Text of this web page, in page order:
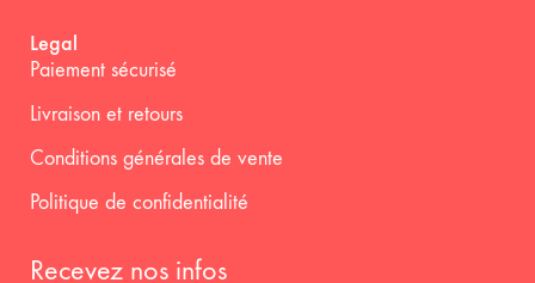
Legal
Paiement sécurisé
Livraison et retours
Conditions générales de vente
Politique de confidentialité
Recevez nos infos